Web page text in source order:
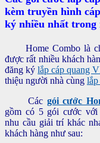
kèm truyền hình
ký nhiều nhất trong
Home Combo là
được rất nhiều khách
đăng kýlắp cáp quang
thiệu người nhà cùng
Các gói cước
gồm có 5 gói cước
nhu cầu giải trí khác
khách hàng như sau: